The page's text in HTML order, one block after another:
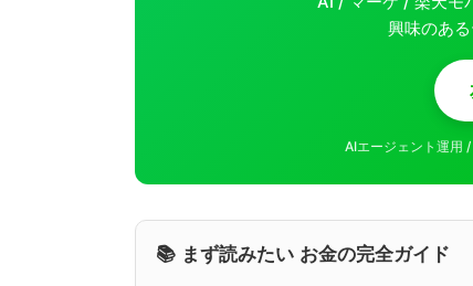
興味のあ
AIエージェント運用
📚 まず読みたい お金の完全ガイド